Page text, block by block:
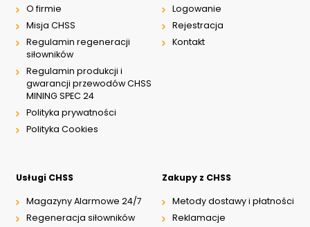
O firmie
Misja CHSS
Regulamin regeneracji
siłowników
Regulamin produkcji i
gwarancji przewodów CHSS
MINING SPEC 24
Polityka prywatności
Polityka Cookies
Logowanie
Rejestracja
Kontakt
Usługi CHSS
Magazyny Alarmowe 24/7
Regeneracja siłowników
Zakupy z CHSS
Metody dostawy i płatności
Reklamacje